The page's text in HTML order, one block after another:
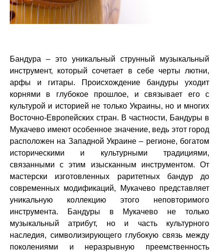
Бандура – это уникальный струнный музыкальный
инструмент, который сочетает в себе черты лютни,
арфы и гитары. Происхождение бандуры уходит
корнями в глубокое прошлое, и связывает его с
культурой и историей не только Украины, но и многих
Восточно-Европейских стран. В частности, Бандуры в
Мукачево имеют особенное значение, ведь этот город
расположен на Западной Украине – регионе, богатом
историческими и культурными традициями,
связанными с этим изысканным инструментом. От
мастерски изготовленных раритетных бандур до
современных модификаций, Мукачево представляет
уникальную коллекцию этого неповторимого
инструмента. Бандуры в Мукачево не только
музыкальный атрибут, но и часть культурного
наследия, символизирующего глубокую связь между
поколениями и неразрывную преемственность